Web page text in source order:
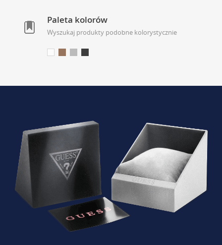
Paleta kolorów
Wyszukaj produkty podobne kolorystycznie